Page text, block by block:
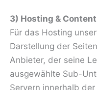
3) Hosting &
Für das Hosting
Darstellung der
Anbieter, der seine
ausgewählte Sub-
Servern innerhalb